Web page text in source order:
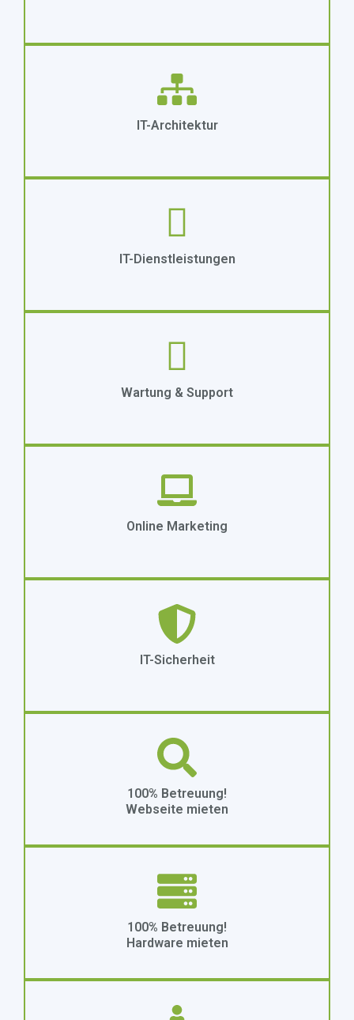
IT-Architektur
IT-Dienstleistungen
Wartung & Support
Online Marketing
IT-Sicherheit
100% Betreuung!
Webseite mieten
100% Betreuung!
Hardware mieten